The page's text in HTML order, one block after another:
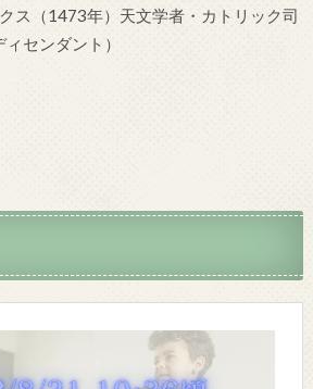
ス（1473年）天文学者・カトリック司
センダント）